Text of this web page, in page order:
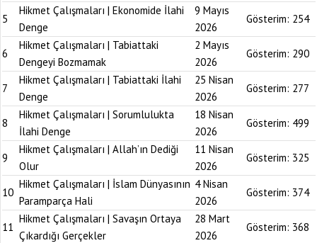
5
Hikmet Çalışmaları | Ekonomide İlahi
Denge
9 Mayıs
2026
Gösterim: 254
6
Hikmet Çalışmaları | Tabiattaki
Dengeyi Bozmamak
2 Mayıs
2026
Gösterim: 290
7
Hikmet Çalışmaları | Tabiattaki İlahi
Denge
25 Nisan
2026
Gösterim: 277
8
Hikmet Çalışmaları | Sorumlulukta
İlahi Denge
18 Nisan
2026
Gösterim: 499
9
Hikmet Çalışmaları | Allah’ın Dediği
Olur
11 Nisan
2026
Gösterim: 325
10
Hikmet Çalışmaları | İslam Dünyasının
Paramparça Hali
4 Nisan
2026
Gösterim: 374
11
Hikmet Çalışmaları | Savaşın Ortaya
Çıkardığı Gerçekler
28 Mart
2026
Gösterim: 368